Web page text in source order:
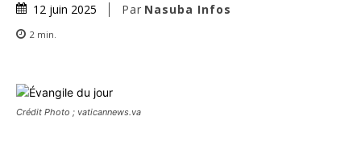
12 juin 2025 Par Nasuba Infos
2 min.
Crédit Photo ; vaticannews.va